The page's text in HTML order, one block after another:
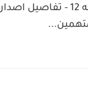
نور زهير ورفاقه 12 - تفاصيل اصدار